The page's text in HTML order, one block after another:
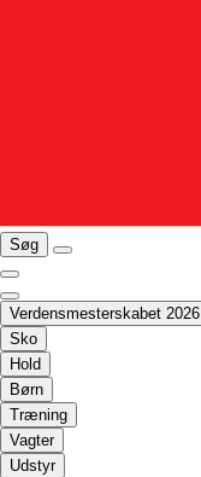
Søg
Verdensmesterskabet 2026
Sko
Hold
Børn
Træning
Vagter
Udstyr